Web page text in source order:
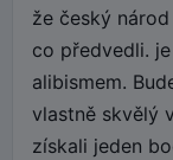
že český
co předvedli.
alibismem.
vlastně skvělý
získali jeden